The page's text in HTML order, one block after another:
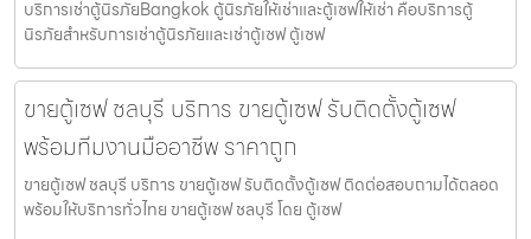
บริการเช่าตู้นิรภัยBangkok ตู้นิรภัยให้เช่าและตู้เซฟให้เช่า คือบริการตู้
นิรภัยสำหรับการเช่าตู้นิรภัยและเช่าตู้เซฟ ตู้เซฟ
ขายตู้เซฟ ชลบุรี บริการ ขายตู้เซฟ รับติดตั้งตู้เซฟ
พร้อมทีมงานมืออาชีพ ราคาถูก
ขายตู้เซฟ ชลบุรี บริการ ขายตู้เซฟ รับติดตั้งตู้เซฟ ติดต่อสอบถามได้ตลอด
พร้อมให้บริการทั่วไทย ขายตู้เซฟ ชลบุรี โดย ตู้เซฟ